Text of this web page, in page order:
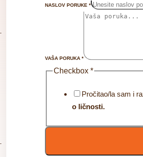
NASLOV PORUKE *
VAŠA PORUKA *
Checkbox *
Pročitao/la sam i
o ličnosti.